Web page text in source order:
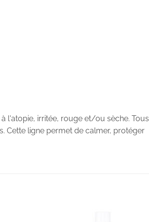
l'atopie, irritée, rouge et/ou sèche. Tous
Cette ligne permet de calmer, protéger